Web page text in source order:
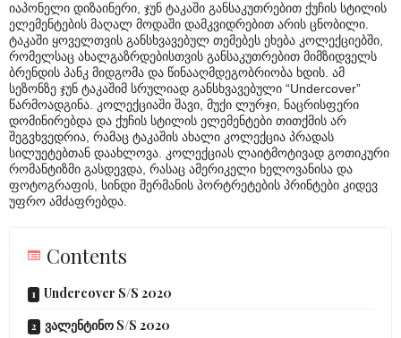
იაპონელი დიზაინერი, ჯუნ ტაკაში განსაკუთრებით ქუჩის სტილის
ელემენტების მაღალ მოდაში დამკვიდრებით არის ცნობილი.
ტაკაში ყოველთვის განსხვავებულ თემებეს ეხება კოლექციებში,
რომელსაც ახალგაზრდებისთვის განსაკუთრებით მიმზიდველს
ბრენდის პანკ მიდგომა და წინააღმდეგობრიობა ხდის. ამ
სეზონზე ჯუნ ტაკაშიმ სრულიად განსხვავებული “Undercover”
წარმოადგინა. კოლექციაში შავი, მუქი ლურჯი, ნაცრისფერი
დომინირებდა და ქუჩის სტილის ელემენტები თითქმის არ
შეგვხვედრია, რამაც ტაკაშის ახალი კოლექცია პრადას
სილუეტებთან დაახლოვა. კოლექციას ლაიტმოტივად გოთიკური
რომანტიზმი გასდევდა, რასაც ამერიკელი ხელოვანისა და
ფოტოგრაფის, სინდი შერმანის პორტრეტების პრინტები კიდევ
უფრო ამძაფრებდა.
Contents
Undercover S/S 2020
ვალენტინო S/S 2020